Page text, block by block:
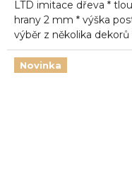
z
5
hvězdiček.
LTD imitace dřeva *
hrany 2 mm * výška
výběr z několika dekorů
Novinka